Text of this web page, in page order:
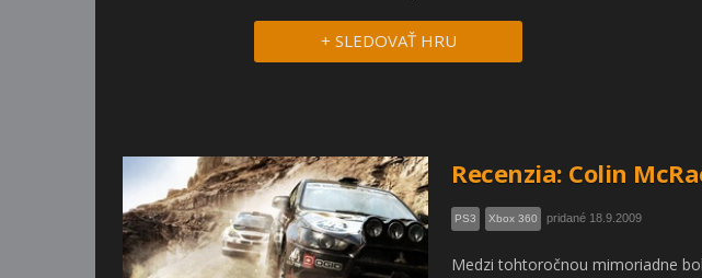
+ SLEDOVAŤ HRU
Recenzia: Colin
PS3 Xbox 360 pridané 18.9.2009
Medzi tohtoročnou mimoriadne